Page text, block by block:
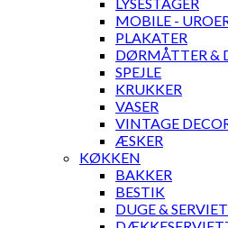
MOBILE -
PLAKATER
DØRMÅTTER &
SPEJLE
KRUKKER
VASER
VINTAGE
ÆSKER
KØKKEN
BAKKER
BESTIK
DUGE &